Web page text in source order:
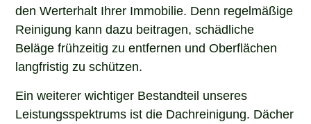
den Werterhalt Ihrer Immobilie. Denn regelmäßige
Reinigung kann dazu beitragen, schädliche
Beläge frühzeitig zu entfernen und Oberflächen
langfristig zu schützen.
Ein weiterer wichtiger Bestandteil unseres
Leistungsspektrums ist die Dachreinigung. Dächer